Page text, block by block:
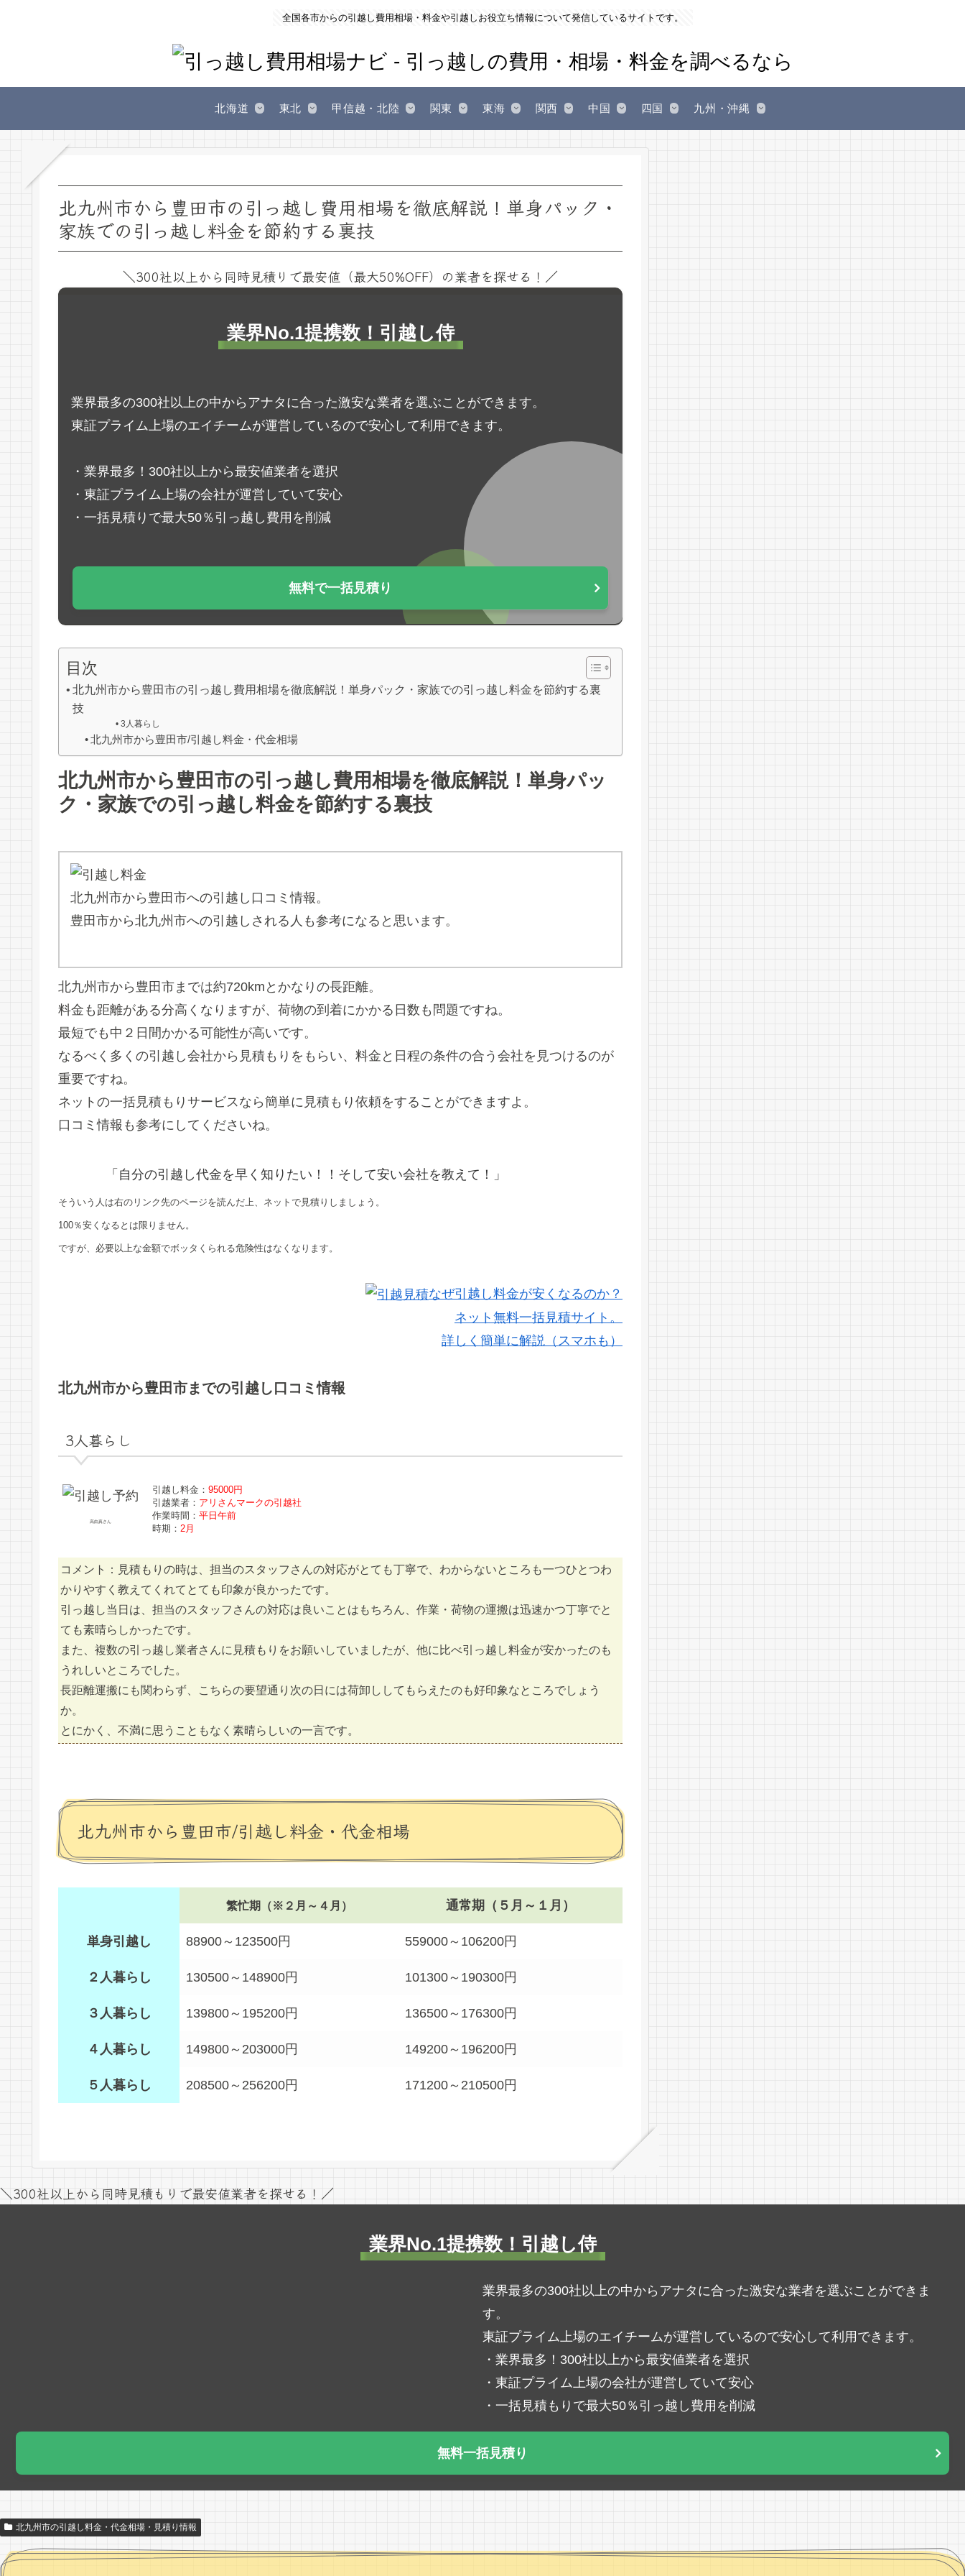
全国各市からの引越し費用相場・料金や引越しお役立ち情報について発信しているサイトです。
北海道 東北 甲信越・北陸 関東 東海 関西 中国 四国 九州・沖縄
北九州市から豊田市の引っ越し費用相場を徹底解説！単身パック・
家族での引っ越し料金を節約する裏技
＼300社以上から同時見積りで最安値（最大50%OFF）の業者を探せる！／
業界No.1提携数！引越し侍
業界最多の300社以上の中からアナタに合った激安な業者を選ぶことができます。
東証プライム上場のエイチームが運営しているので安心して利用できます。
・業界最多！300社以上から最安値業者を選択
・東証プライム上場の会社が運営していて安心
・一括見積りで最大50％引っ越し費用を削減
無料で一括見積り
目次
北九州市から豊田市の引っ越し費用相場を徹底解説！単身パック・家族での引っ越し料金を節約する裏
技
3人暮らし
北九州市から豊田市/引越し料金・代金相場
北九州市から豊田市の引っ越し費用相場を徹底解説！単身パッ
ク・家族での引っ越し料金を節約する裏技
北九州市から豊田市への引越し口コミ情報。
豊田市から北九州市への引越しされる人も参考になると思います。
北九州市から豊田市までは約720kmとかなりの長距離。
料金も距離がある分高くなりますが、荷物の到着にかかる日数も問題ですね。
最短でも中２日間かかる可能性が高いです。
なるべく多くの引越し会社から見積もりをもらい、料金と日程の条件の合う会社を見つけるのが
重要ですね。
ネットの一括見積もりサービスなら簡単に見積もり依頼をすることができますよ。
口コミ情報も参考にしてくださいね。
「自分の引越し代金を早く知りたい！！そして安い会社を教えて！」
そういう人は右のリンク先のページを読んだ上、ネットで見積りしましょう。
100％安くなるとは限りません。
ですが、必要以上な金額でボッタくられる危険性はなくなります。
なぜ引越し料金が安くなるのか？
ネット無料一括見積サイト。
詳しく簡単に解説（スマホも）
北九州市から豊田市までの引越し口コミ情報
3人暮らし
高由真さん
引越し料金： 95000円
引越業者： アリさんマークの引越社
作業時間： 平日午前
時期： 2月
コメント：見積もりの時は、担当のスタッフさんの対応がとても丁寧で、わからないところも一つひとつわ
かりやすく教えてくれてとても印象が良かったです。
引っ越し当日は、担当のスタッフさんの対応は良いことはもちろん、作業・荷物の運搬は迅速かつ丁寧でと
ても素晴らしかったです。
また、複数の引っ越し業者さんに見積もりをお願いしていましたが、他に比べ引っ越し料金が安かったのも
うれしいところでした。
長距離運搬にも関わらず、こちらの要望通り次の日には荷卸ししてもらえたのも好印象なところでしょう
か。
とにかく、不満に思うこともなく素晴らしいの一言です。
北九州市から豊田市/引越し料金・代金相場
繁忙期（※２月～４月） 通常期（５月～１月）
単身引越し 88900～123500円 559000～106200円
２人暮らし 130500～148900円 101300～190300円
３人暮らし 139800～195200円 136500～176300円
４人暮らし 149800～203000円 149200～196200円
５人暮らし 208500～256200円 171200～210500円
＼300社以上から同時見積もりで最安値業者を探せる！／
業界No.1提携数！引越し侍
業界最多の300社以上の中からアナタに合った激安な業者を選ぶことができま
す。
東証プライム上場のエイチームが運営しているので安心して利用できます。
・業界最多！300社以上から最安値業者を選択
・東証プライム上場の会社が運営していて安心
・一括見積もりで最大50％引っ越し費用を削減
無料一括見積り
北九州市の引越し料金・代金相場・見積り情報